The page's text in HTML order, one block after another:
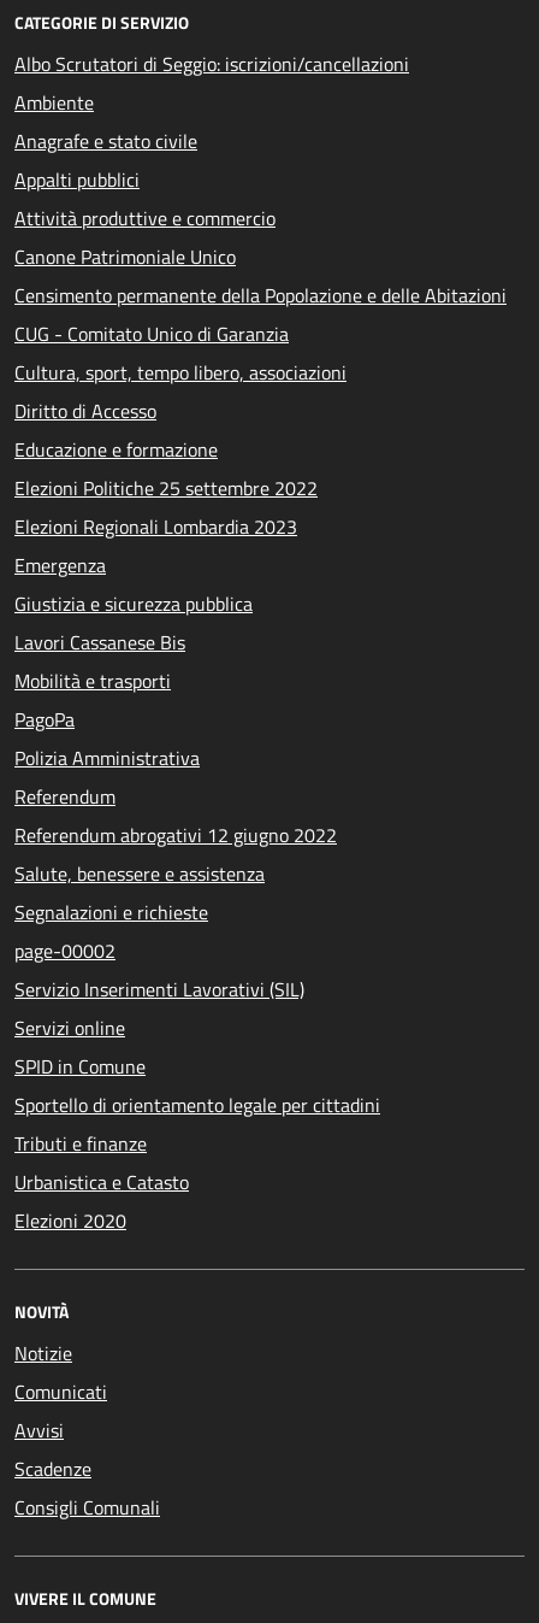
CATEGORIE DI SERVIZIO
Albo Scrutatori di Seggio: iscrizioni/cancellazioni
Ambiente
Anagrafe e stato civile
Appalti pubblici
Attività produttive e commercio
Canone Patrimoniale Unico
Censimento permanente della Popolazione e delle Abitazioni
CUG - Comitato Unico di Garanzia
Cultura, sport, tempo libero, associazioni
Diritto di Accesso
Educazione e formazione
Elezioni Politiche 25 settembre 2022
Elezioni Regionali Lombardia 2023
Emergenza
Giustizia e sicurezza pubblica
Lavori Cassanese Bis
Mobilità e trasporti
PagoPa
Polizia Amministrativa
Referendum
Referendum abrogativi 12 giugno 2022
Salute, benessere e assistenza
Segnalazioni e richieste
page-00002
Servizio Inserimenti Lavorativi (SIL)
Servizi online
SPID in Comune
Sportello di orientamento legale per cittadini
Tributi e finanze
Urbanistica e Catasto
Elezioni 2020
NOVITÀ
Notizie
Comunicati
Avvisi
Scadenze
Consigli Comunali
VIVERE IL COMUNE